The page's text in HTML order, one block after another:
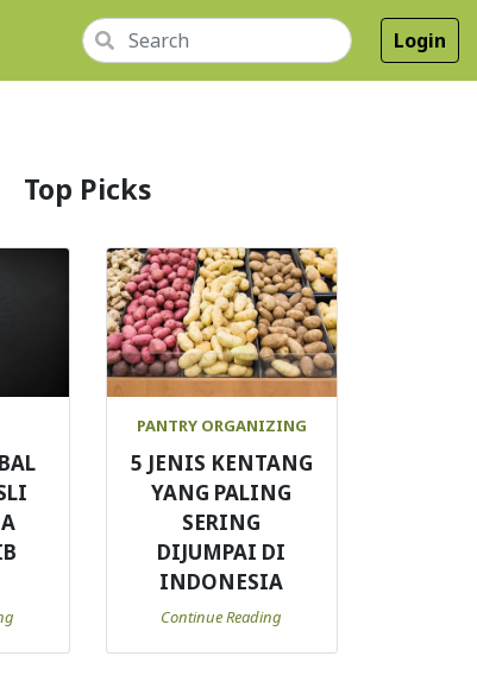
Login
Top Picks
PANTRY ORGANIZING
5 JENIS KENTANG
YANG PALING
SERING
DIJUMPAI DI
INDONESIA
Continue Reading